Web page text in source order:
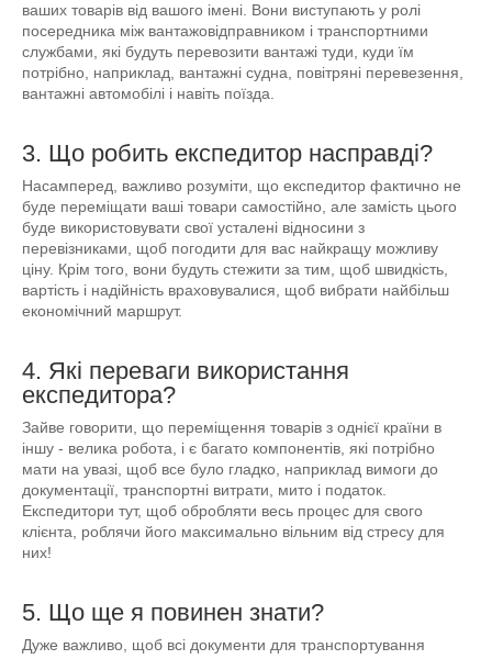
ваших товарів від вашого імені. Вони виступають у ролі
посередника між вантажовідправником і транспортними
службами, які будуть перевозити вантажі туди, куди їм
потрібно, наприклад, вантажні судна, повітряні перевезення,
вантажні автомобілі і навіть поїзда.
3. Що робить експедитор насправді?
Насамперед, важливо розуміти, що експедитор фактично не
буде переміщати ваші товари самостійно, але замість цього
буде використовувати свої усталені відносини з
перевізниками, щоб погодити для вас найкращу можливу
ціну. Крім того, вони будуть стежити за тим, щоб швидкість,
вартість і надійність враховувалися, щоб вибрати найбільш
економічний маршрут.
4. Які переваги використання
експедитора?
Зайве говорити, що переміщення товарів з однієї країни в
іншу - велика робота, і є багато компонентів, які потрібно
мати на увазі, щоб все було гладко, наприклад вимоги до
документації, транспортні витрати, мито і податок.
Експедитори тут, щоб обробляти весь процес для свого
клієнта, роблячи його максимально вільним від стресу для
них!
5. Що ще я повинен знати?
Дуже важливо, щоб всі документи для транспортування